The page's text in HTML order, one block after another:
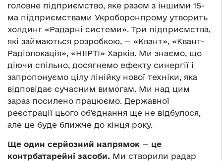
головне підприємство, яке разом з іншими 15-
ма підприємствами Укроборонпрому утворить
холдинг «Радарні системи». Три підприємства,
які займаються розробкою, — «Квант», «Квант-
Радіолокація», «НІІРТІ» Харків. Ми знаємо, що
діючи спільно, досягнемо ефекту синергії і
запропонуємо цілу лінійку нової техніки, яка
відповідає сучасним вимогам. Ми над цим
зараз посилено працюємо. Державної
реєстрації цього об’єднання ще не відбулося,
але це буде ближче до кінця року.
Ще один серйозний напрямок — це
контрбатарейні засоби. Ми створили радар